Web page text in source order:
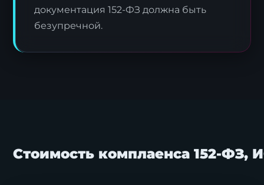
документация 152-ФЗ должна быть
безупречной.
Стоимость комплаенса 152-ФЗ,